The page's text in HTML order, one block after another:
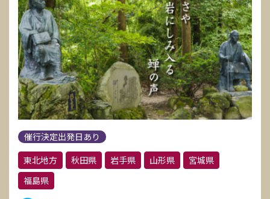
催行決定出発日あり
東北地方
秋田県 岩手県 山形県
宮城県
福島県